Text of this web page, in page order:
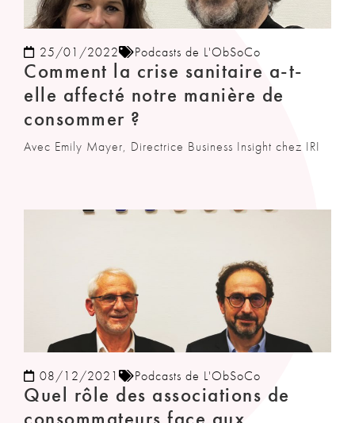
25/01/2022 Podcasts de L'ObSoCo
Comment la crise sanitaire a-t-
elle affecté notre manière de
consommer ?
Avec Emily Mayer, Directrice Business Insight chez IRI
08/12/2021 Podcasts de L'ObSoCo
Quel rôle des associations de